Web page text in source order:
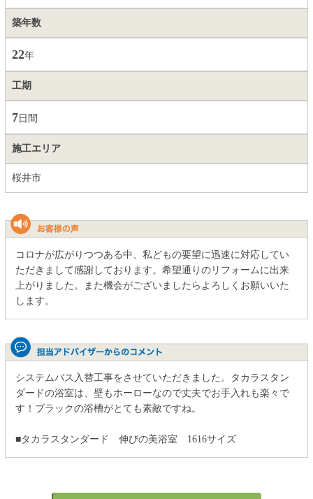
築年数
22年
工期
7 日間
施工エリア
桜井市
コロナが広がりつつある中、私どもの要望に迅速に対応してい
ただきまして感謝しております。希望通りのリフォームに出来
上がりました。また機会がございましたらよろしくお願いいた
します。
システムバス入替工事をさせていただきました。タカラスタン
ダードの浴室は、壁もホーローなので丈夫でお手入れも楽々で
す！ブラックの浴槽がとても素敵ですね。
■タカラスタンダード 伸びの美浴室 1616サイズ